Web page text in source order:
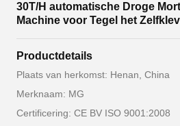
30T/H automatische Droge
Machine voor Tegel het
Productdetails
Plaats van herkomst: Henan, China
Merknaam: MG
Certificering: CE BV ISO 9001:2008